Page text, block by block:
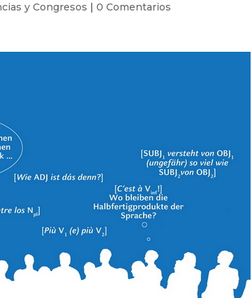
y Congresos | 0 Comentarios